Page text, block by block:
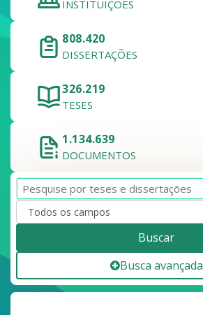
INSTITUIÇÕES
808.420
DISSERTAÇÕES
326.219
TESES
1.134.639
DOCUMENTOS
Buscar
Busca avançada